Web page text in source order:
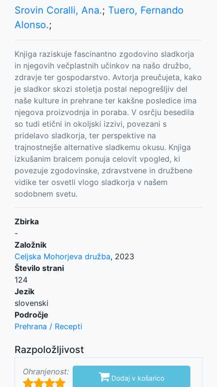
Srovin Coralli, Ana.; Tuero, Fernando
Alonso.;
Knjiga raziskuje fascinantno zgodovino sladkorja
in njegovih večplastnih učinkov na našo družbo,
zdravje ter gospodarstvo. Avtorja preučujeta, kako
je sladkor skozi stoletja postal nepogrešljiv del
naše kulture in prehrane ter kakšne posledice ima
njegova proizvodnja in poraba. V osrčju besedila
so tudi etični in okoljski izzivi, povezani s
pridelavo sladkorja, ter perspektive na
trajnostnejše alternative sladkemu okusu. Knjiga
izkušanim bralcem ponuja celovit vpogled, ki
povezuje zgodovinske, zdravstvene in družbene
vidike ter osvetli vlogo sladkorja v našem
sodobnem svetu.
Zbirka
-
Založnik
Celjska Mohorjeva družba, 2023
Število strani
124
Jezik
slovenski
Področje
Prehrana / Recepti
Razpoložljivost
Ohranjenost:  Dodaj v košarico